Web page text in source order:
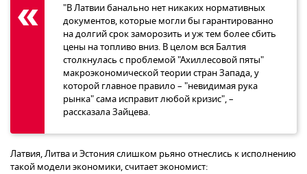
"В Латвии банально нет никаких нормативных
документов, которые могли бы гарантированно
на долгий срок заморозить и уж тем более сбить
цены на топливо вниз. В целом вся Балтия
столкнулась с проблемой "Ахиллесовой пяты"
макроэкономической теории стран Запада, у
которой главное правило – "невидимая рука
рынка" сама исправит любой кризис", –
рассказала Зайцева.
Латвия, Литва и Эстония слишком рьяно отнеслись к исполнению
такой модели экономики, считает экономист: